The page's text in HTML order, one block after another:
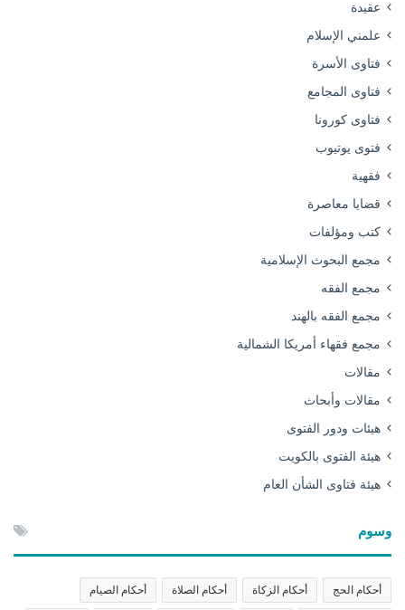
عقيدة
علمني الإسلام
فتاوى الأسرة
فتاوى المجامع
فتاوى كورونا
فتوى يوتيوب
فقهية
قضايا معاصرة
كتب ومؤلفات
مجمع البحوث الإسلامية
مجمع الفقه
مجمع الفقه بالهند
مجمع فقهاء أمريكا الشمالية
مقالات
مقالات وأبحاث
هيئات ودور الفتوى
هيئة الفتوى بالكويت
هيئة فتاوى الشأن العام
وسوم
أحكام الحج أحكام الزكاة أحكام الصلاة أحكام الصيام